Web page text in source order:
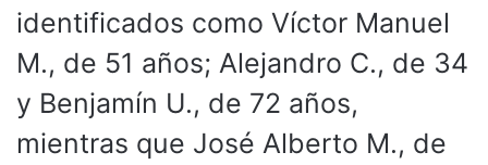
identificados como Víctor Manuel
M., de 51 años; Alejandro C., de 34
y Benjamín U., de 72 años,
mientras que José Alberto M., de